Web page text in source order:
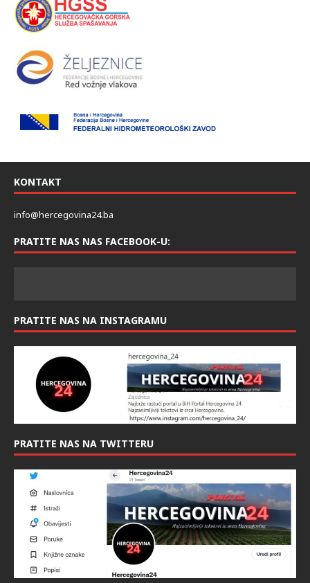
KONTAKT
info@hercegovina24.ba
PRATITE NAS NAS FACEBOOK-U:
PRATITE NAS NA INSTAGRAMU
PRATITE NAS NA TWITTERU